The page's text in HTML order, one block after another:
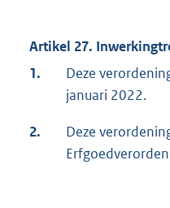
Artikel 27.
1.
Deze
januari 2022.
2.
Deze